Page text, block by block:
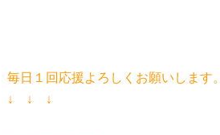
毎日１回応援よろしくお願いします。
↓ ↓ ↓